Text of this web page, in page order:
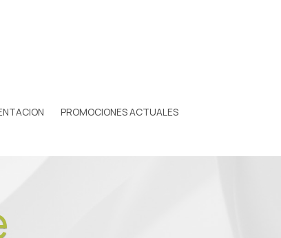
PROMOCIONES ACTUALES